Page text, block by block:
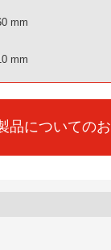
mm
mm
品についての